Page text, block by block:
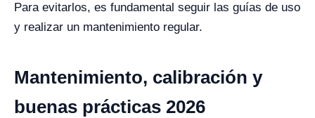
Para evitarlos, es fundamental seguir las guías de uso
y realizar un mantenimiento regular.
Mantenimiento, calibración y
buenas prácticas 2026